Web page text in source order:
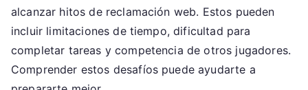
alcanzar hitos de reclamación web. Estos pueden
incluir limitaciones de tiempo, dificultad para
completar tareas y competencia de otros jugadores.
Comprender estos desafíos puede ayudarte a